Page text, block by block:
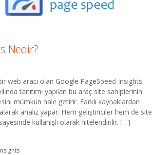
Nedir?
web aracı olan Google PageSpeed Insights
tanıtımı yapılan bu araç site sahiplerinin
mümkün hale getirir. Farklı kaynaklardan
analiz yapar. Hem geliştiriciler hem de site
kullanışlı olarak nitelendirilir. […]